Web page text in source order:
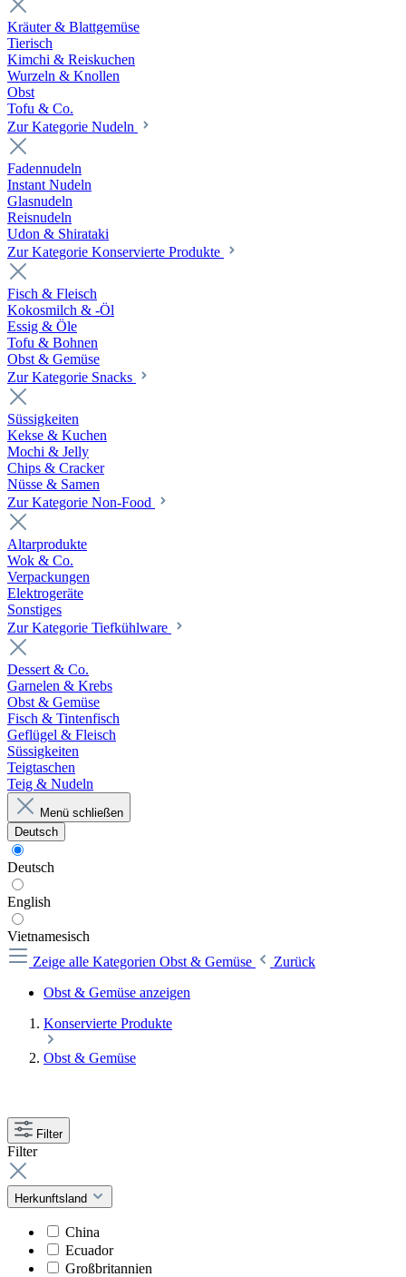
Kräuter & Blattgemüse
Tierisch
Kimchi & Reiskuchen
Wurzeln & Knollen
Obst
Tofu & Co.
Zur Kategorie Nudeln
Fadennudeln
Instant Nudeln
Glasnudeln
Reisnudeln
Udon & Shirataki
Zur Kategorie Konservierte Produkte
Fisch & Fleisch
Kokosmilch & -Öl
Essig & Öle
Tofu & Bohnen
Obst & Gemüse
Zur Kategorie Snacks
Süssigkeiten
Kekse & Kuchen
Mochi & Jelly
Chips & Cracker
Nüsse & Samen
Zur Kategorie Non-Food
Altarprodukte
Wok & Co.
Verpackungen
Elektrogeräte
Sonstiges
Zur Kategorie Tiefkühlware
Dessert & Co.
Garnelen & Krebs
Obst & Gemüse
Fisch & Tintenfisch
Geflügel & Fleisch
Süssigkeiten
Teigtaschen
Teig & Nudeln
Menü schließen
Deutsch
Deutsch
English
Vietnamesisch
Zeige alle Kategorien Obst & Gemüse
Zurück
Obst & Gemüse anzeigen
Konservierte Produkte
Obst & Gemüse
Filter
Filter
Herkunftsland
China
Ecuador
Großbritannien